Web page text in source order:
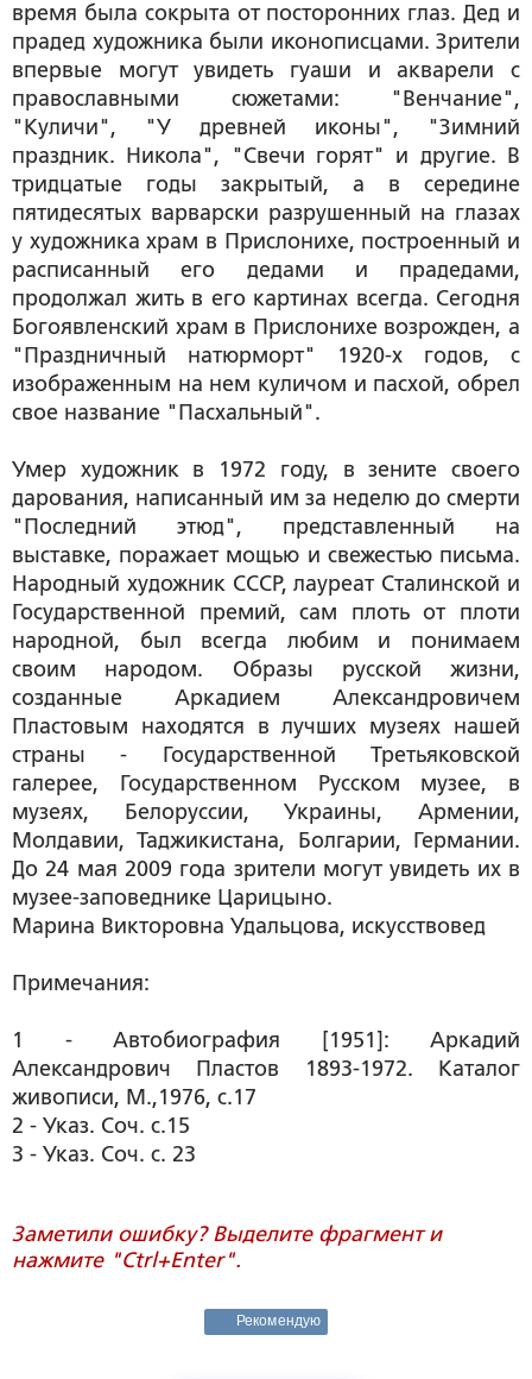
время была сокрыта от посторонних глаз. Дед и
прадед художника были иконописцами. Зрители
впервые могут увидеть гуаши и акварели с
православными сюжетами: "Венчание",
"Куличи", "У древней иконы", "Зимний
праздник. Никола", "Свечи горят" и другие. В
тридцатые годы закрытый, а в середине
пятидесятых варварски разрушенный на глазах
у художника храм в Прислонихе, построенный и
расписанный его дедами и прадедами,
продолжал жить в его картинах всегда. Сегодня
Богоявленский храм в Прислонихе возрожден, а
"Праздничный натюрморт" 1920-х годов, с
изображенным на нем куличом и пасхой, обрел
свое название "Пасхальный".
Умер художник в 1972 году, в зените своего
дарования, написанный им за неделю до смерти
"Последний этюд", представленный на
выставке, поражает мощью и свежестью письма.
Народный художник СССР, лауреат Сталинской и
Государственной премий, сам плоть от плоти
народной, был всегда любим и понимаем
своим народом. Образы русской жизни,
созданные Аркадием Александровичем
Пластовым находятся в лучших музеях нашей
страны - Государственной Третьяковской
галерее, Государственном Русском музее, в
музеях, Белоруссии, Украины, Армении,
Молдавии, Таджикистана, Болгарии, Германии.
До 24 мая 2009 года зрители могут увидеть их в
музее-заповеднике Царицыно.
Марина Викторовна Удальцова, искусствовед
Примечания:
1 - Автобиография [1951]: Аркадий
Александрович Пластов 1893-1972. Каталог
живописи, М.,1976, с.17
2 - Указ. Соч. с.15
3 - Указ. Соч. с. 23
Заметили ошибку? Выделите фрагмент и
нажмите "Ctrl+Enter".
Рекомендую